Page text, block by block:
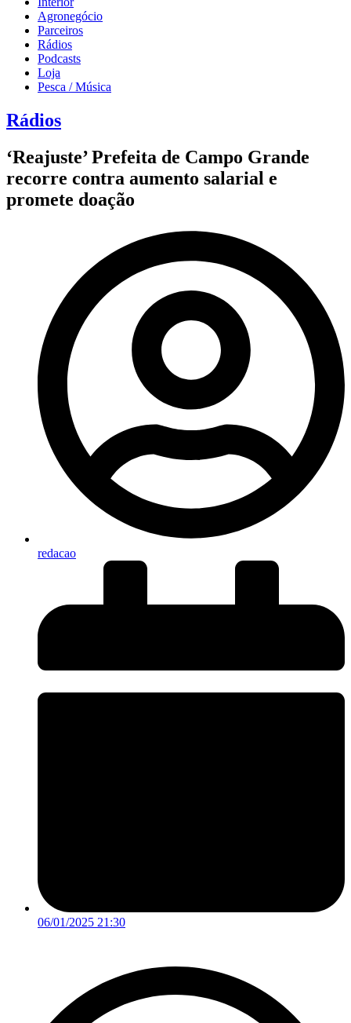
Agronegócio
Parceiros
Rádios
Podcasts
Loja
Pesca / Música
Rádios
‘Reajuste’ Prefeita de Campo Grande
recorre contra aumento salarial e
promete doação
redacao
06/01/2025 21:30